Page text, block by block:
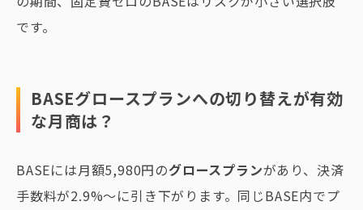
です。
BASEグロースプランへの切り替えが有効
な月商は？
BASEには月額5,980円のグロースプランがあり、決済
手数料が2.9%〜に引き下がります。同じBASE内でプ